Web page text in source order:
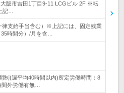
阪市吉田1丁目9-11 LCGビル 2F ※転
記…
律支給手当含む）※上記には、固定残業
時間分）/月を含…
制(週平均40時間以内)所定労働時間：8
外労働有無…